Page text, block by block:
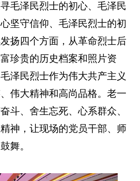
毛泽民烈士的初心、毛泽民
坚守信仰、毛泽民烈士的初
扬四个方面，从革命烈士后
珍贵的历史档案和照片资
泽民烈士作为伟大共产主义
伟大精神和高尚品格。老一
斗、舍生忘死、心系群众、
神，让现场的党员干部、师
舞。